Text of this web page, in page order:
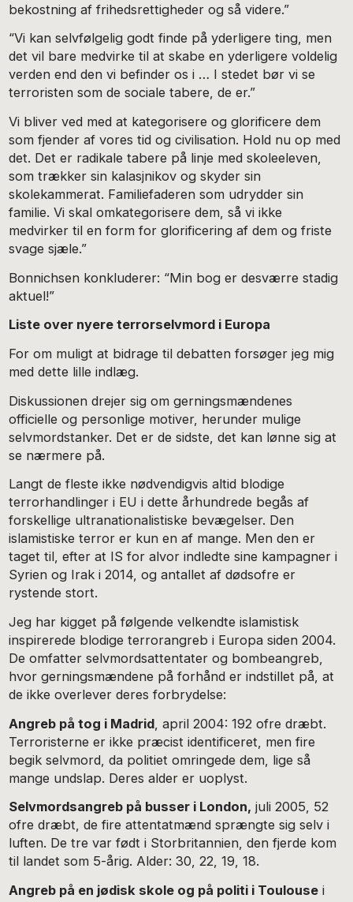
bekostning af frihedsrettigheder og så videre.”
“Vi kan selvfølgelig godt finde på yderligere ting, men
det vil bare medvirke til at skabe en yderligere voldelig
verden end den vi befinder os i … I stedet bør vi se
terroristen som de sociale tabere, de er.”
Vi bliver ved med at kategorisere og glorificere dem
som fjender af vores tid og civilisation. Hold nu op med
det. Det er radikale tabere på linje med skoleeleven,
som trækker sin kalasjnikov og skyder sin
skolekammerat. Familiefaderen som udrydder sin
familie. Vi skal omkategorisere dem, så vi ikke
medvirker til en form for glorificering af dem og friste
svage sjæle.”
Bonnichsen konkluderer: “Min bog er desværre stadig
aktuel!”
Liste over nyere terrorselvmord i Europa
For om muligt at bidrage til debatten forsøger jeg mig
med dette lille indlæg.
Diskussionen drejer sig om gerningsmændenes
officielle og personlige motiver, herunder mulige
selvmordstanker. Det er de sidste, det kan lønne sig at
se nærmere på.
Langt de fleste ikke nødvendigvis altid blodige
terrorhandlinger i EU i dette århundrede begås af
forskellige ultranationalistiske bevægelser. Den
islamistiske terror er kun en af mange. Men den er
taget til, efter at IS for alvor indledte sine kampagner i
Syrien og Irak i 2014, og antallet af dødsofre er
rystende stort.
Jeg har kigget på følgende velkendte islamistisk
inspirerede blodige terrorangreb i Europa siden 2004.
De omfatter selvmordsattentater og bombeangreb,
hvor gerningsmændene på forhånd er indstillet på, at
de ikke overlever deres forbrydelse:
Angreb på tog i Madrid , april 2004: 192 ofre dræbt.
Terroristerne er ikke præcist identificeret, men fire
begik selvmord, da politiet omringede dem, lige så
mange undslap. Deres alder er uoplyst.
Selvmordsangreb på busser i London, juli 2005, 52
ofre dræbt, de fire attentatmænd sprængte sig selv i
luften. De tre var født i Storbritannien, den fjerde kom
til landet som 5-årig. Alder: 30, 22, 19, 18.
Angreb på en jødisk skole og på politi i Toulouse i